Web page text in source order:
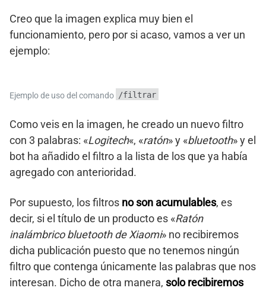
Creo que la imagen explica muy bien el
funcionamiento, pero por si acaso, vamos a ver un
ejemplo:
Ejemplo de uso del comando /filtrar
Como veis en la imagen, he creado un nuevo filtro
con 3 palabras: «Logitech«, «ratón» y «bluetooth» y el
bot ha añadido el filtro a la lista de los que ya había
agregado con anterioridad.
Por supuesto, los filtros no son acumulables, es
decir, si el título de un producto es «Ratón
inalámbrico bluetooth de Xiaomi» no recibiremos
dicha publicación puesto que no tenemos ningún
filtro que contenga únicamente las palabras que nos
interesan. Dicho de otra manera, solo recibiremos